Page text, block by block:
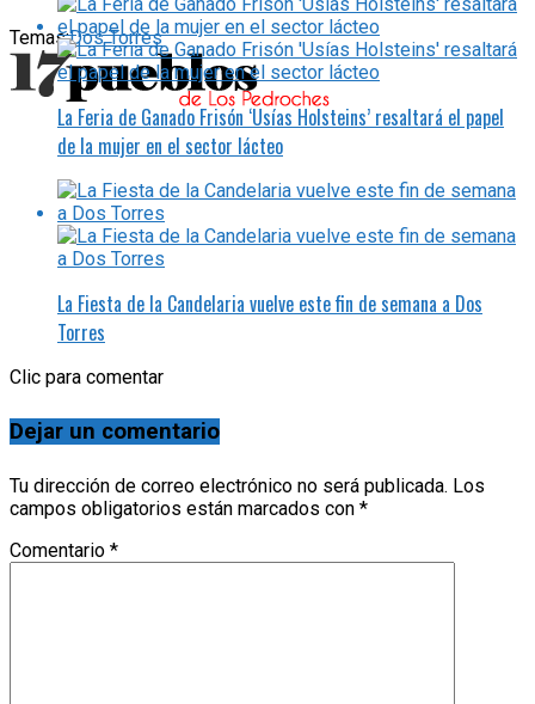
Temas:Dos Torres
La Feria de Ganado Frisón ‘Usías Holsteins’ resaltará el papel
de la mujer en el sector lácteo
La Fiesta de la Candelaria vuelve este fin de semana a Dos
Torres
Clic para comentar
Dejar un comentario
Tu dirección de correo electrónico no será publicada. Los
campos obligatorios están marcados con *
Comentario *